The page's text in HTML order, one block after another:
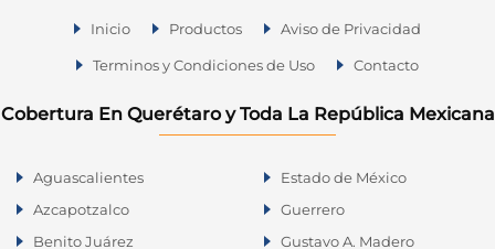
Inicio Productos Aviso de Privacidad
Terminos y Condiciones de Uso Contacto
Cobertura En Querétaro y Toda La República Mexicana
Aguascalientes
Azcapotzalco
Benito Juárez
Estado de México
Guerrero
Gustavo A. Madero